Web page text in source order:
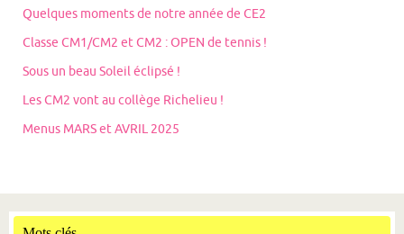
Quelques moments de notre année de CE2
Classe CM1/CM2 et CM2 : OPEN de tennis !
Sous un beau Soleil éclipsé !
Les CM2 vont au collège Richelieu !
Menus MARS et AVRIL 2025